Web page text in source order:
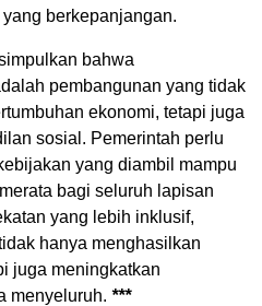
berkepanjangan.
bahwa
pembangunan yang tidak
ekonomi, tetapi juga
sosial. Pemerintah perlu
yang diambil mampu
bagi seluruh lapisan
yang lebih inklusif,
hanya menghasilkan
juga meningkatkan
menyeluruh. ***